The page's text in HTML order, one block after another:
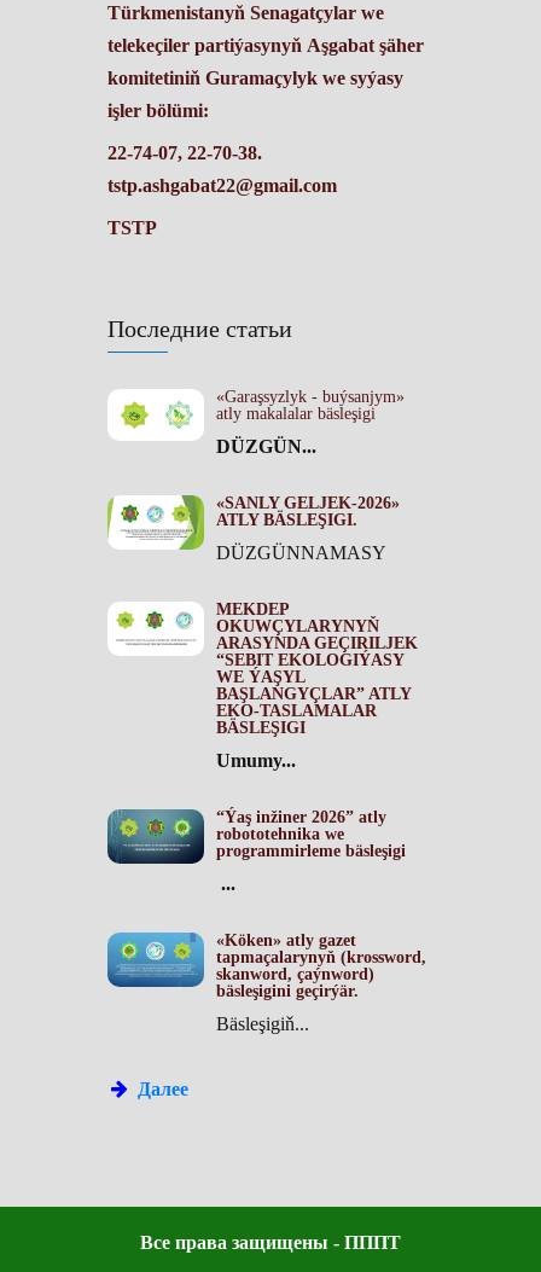
Последние статьи
«Garaşsyzlyk - buýsanjym»
atly makalalar bäsleşigi
DÜZGÜN...
«SANLY GELJEK-2026»
ATLY BÄSLEŞIGI.
DÜZGÜNNAMASY
MEKDEP
OKUWÇYLARYNYŇ
ARASYNDA GEÇIRILJEK
“SEBIT EKOLOGIÝASY
WE ÝAŞYL
BAŞLANGYÇLAR” ATLY
EKO-TASLAMALAR
BÄSLEŞIGI
Umumy...
“Ýaş inžiner 2026” atly
robototehnika we
programmirleme bäsleşigi
...
«Köken» atly gazet
tapmaçalarynyň (krossword,
skanword, çaýnword)
bäsleşigini geçirýär.
Bäsleşigiň...
Далее
Türkmenistanyň Senagatçylar we
telekeçiler partiýasynyň Aşgabat şäher
komitetiniň Guramaçylyk we syýasy
işler bölümi:
22-74-07, 22-70-38.
tstp.ashgabat22@gmail.com
TSTP
Все права защищены - ПППТ